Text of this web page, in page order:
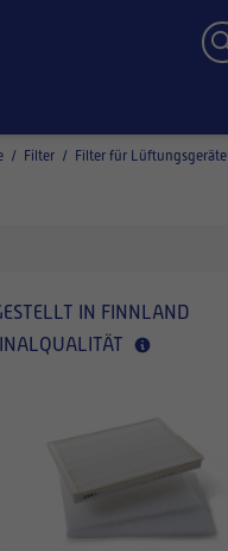
/ Filter / Filter für Lüftungsgeräte
IN FINNLAND